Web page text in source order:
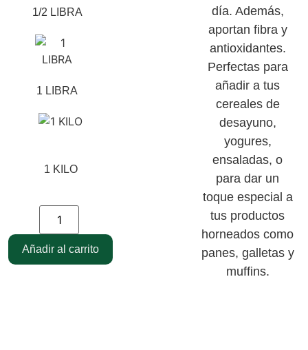
1/2 LIBRA
1 LIBRA
1 KILO
Añadir al carrito
día. Además,
aportan fibra y
antioxidantes.
Perfectas para
añadir a tus
cereales de
desayuno,
yogures,
ensaladas, o
para dar un
toque especial a
tus productos
horneados como
panes, galletas y
muffins.